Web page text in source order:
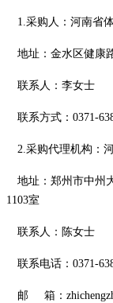
1.采购人：河南省
地址：金水区健康
联系人：李女士
联系方式： 0371-
2.采购代理机构：
地址：郑州市中州
1103室
联系人：陈女士
联系电话： 0371-
邮 箱：